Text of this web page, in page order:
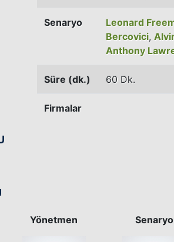
Senaryo
Leonard
Bercovici,
Anthony
Süre (dk.) 60 Dk.
Firmalar
Yönetmen Senaryo